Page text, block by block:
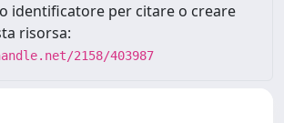
identificatore per citare o creare
risorsa:
2158/403987